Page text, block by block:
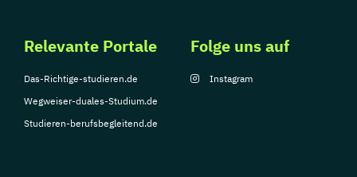
Relevante Portale
Das-Richtige-studieren.de
Wegweiser-duales-Studium.de
Studieren-berufsbegleitend.de
Folge uns auf
Instagram